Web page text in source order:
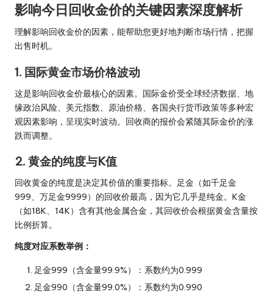
影响今日回收金价的关键因素深度解析
理解影响回收金价的因素，能帮助您更好地判断市场行情，把握
出售时机。
1. 国际黄金市场价格波动
这是影响回收金价最核心的因素。国际金价受全球经济数据、地
缘政治风险、美元指数、原油价格、各国央行货币政策等多种宏
观因素影响，呈现实时波动。回收商的报价会紧随其际金价的涨
跌而调整。
2. 黄金的纯度与K值
回收黄金的纯度是决定其价值的重要指标。足金（如千足金
999、万足金9999）的回收价最高，因为它几乎是纯金。K金
（如18K、14K）含有其他金属合金，其回收价会根据黄金含量按
比例折算。
纯度对应系数举例：
足金999（含金量99.9%）：系数约为0.999
足金990（含金量99.0%）：系数约为0.990